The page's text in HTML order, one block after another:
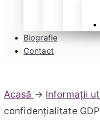
Biografie
Contact
Acasă → Informații
confidențialitate